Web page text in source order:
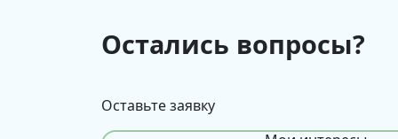
Остались вопросы?
Оставьте заявку